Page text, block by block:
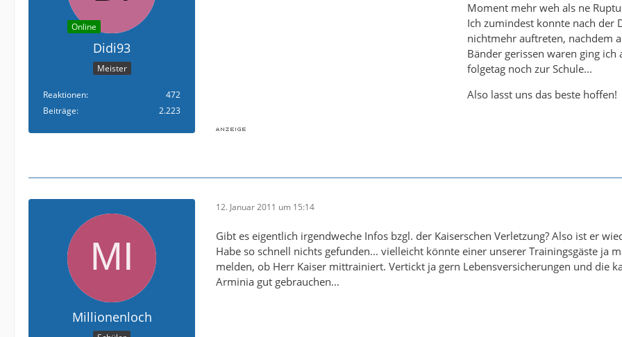
Online
Didi93
Meister
Reaktionen
472
Beiträge
2.223
Moment mehr weh als ne
Ich zumindest konnte nach der
nichtmehr auftreten, nachdem
Bänder gerissen waren ging ich
folgetag noch zur Schule...
Also lasst uns das beste hoffen!
Millionenloch
12. Januar 2011 um 15:14
Gibt es eigentlich irgendweche Infos bzgl. der Kaiserschen Verletzung? Also ist er
Habe so schnell nichts gefunden... vielleicht könnte einer unserer Trainingsgäste ja
melden, ob Herr Kaiser mittrainiert. Vertickt ja gern Lebensversicherungen und die
Arminia gut gebrauchen...